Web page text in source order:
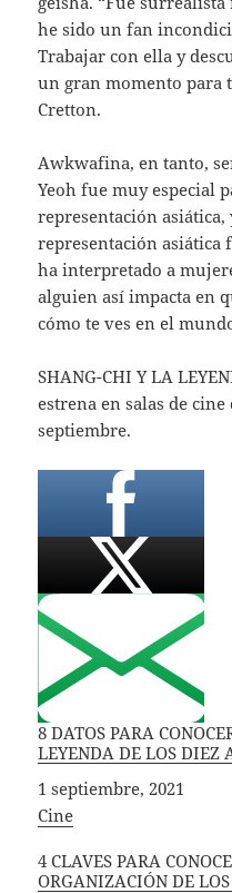
he sido un fan
Trabajar con ella y
un gran momento para
Cretton.
Awkwafina, en tanto,
Yeoh fue muy especial
representación asiática,
representación asiática
ha interpretado a
alguien así impacta en
cómo te ves en el
SHANG-CHI Y LA
estrena en salas de
septiembre.
8 DATOS PARA
LEYENDA DE LOS DIEZ
Fecha
1 septiembre, 2021
In relation to
Cine
4 CLAVES PARA
ORGANIZACIÓN DE